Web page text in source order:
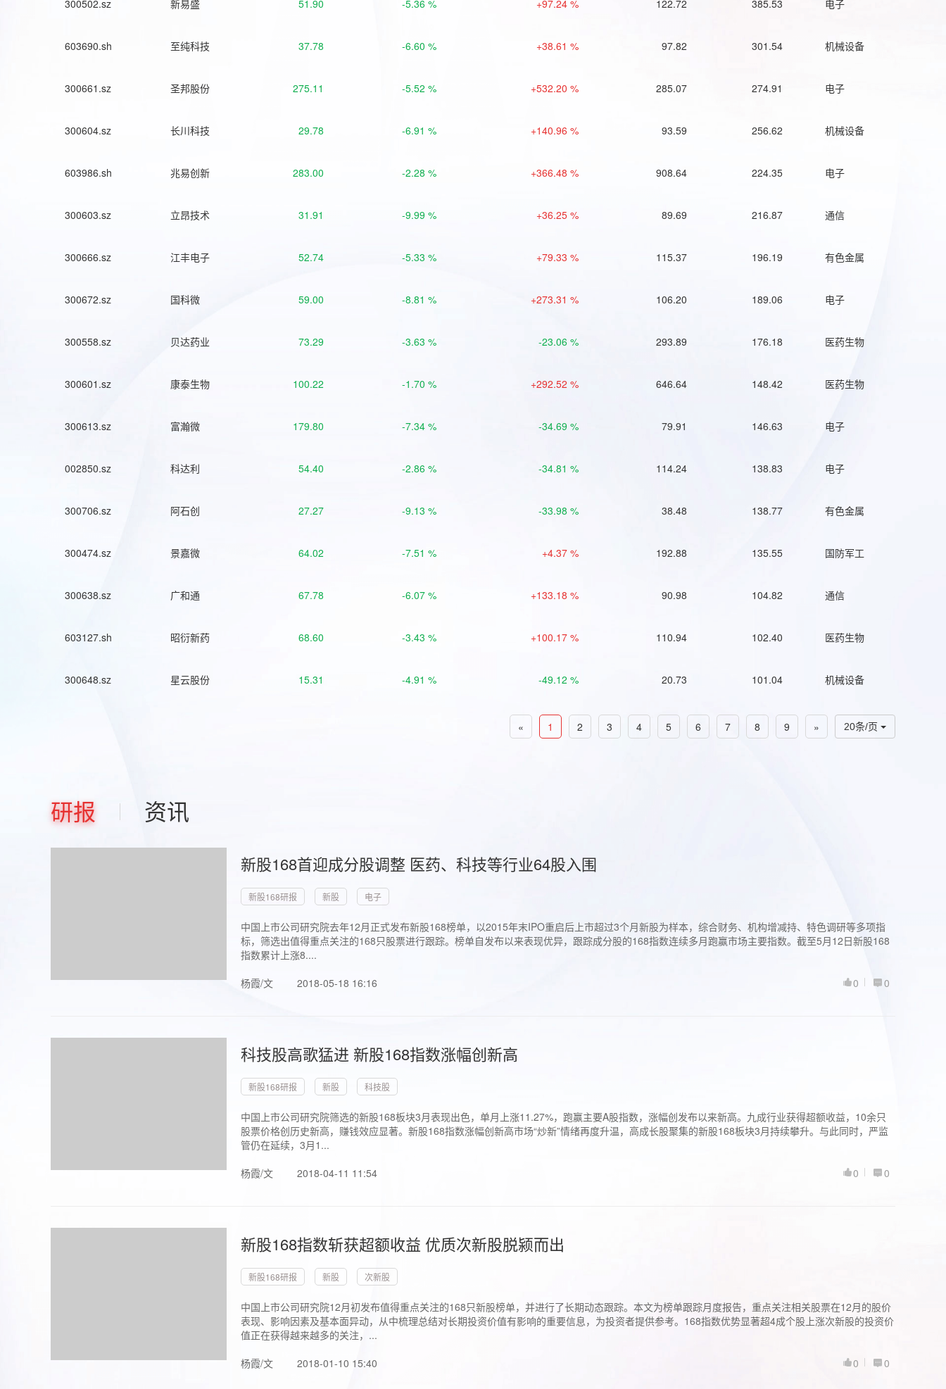
300502.sz 新易盛 51.90 -5.36 % +97.24 % 122.72 385.53 电子
603690.sh 至纯科技 37.78 -6.60 % +38.61 % 97.82 301.54 机械设备
300661.sz 圣邦股份 275.11 -5.52 % +532.20 % 285.07 274.91 电子
300604.sz 长川科技 29.78 -6.91 % +140.96 % 93.59 256.62 机械设备
603986.sh 兆易创新 283.00 -2.28 % +366.48 % 908.64 224.35 电子
300603.sz 立昂技术 31.91 -9.99 % +36.25 % 89.69 216.87 通信
300666.sz 江丰电子 52.74 -5.33 % +79.33 % 115.37 196.19 有色金属
300672.sz 国科微 59.00 -8.81 % +273.31 % 106.20 189.06 电子
300558.sz 贝达药业 73.29 -3.63 % -23.06 % 293.89 176.18 医药生物
300601.sz 康泰生物 100.22 -1.70 % +292.52 % 646.64 148.42 医药生物
300613.sz 富瀚微 179.80 -7.34 % -34.69 % 79.91 146.63 电子
002850.sz 科达利 54.40 -2.86 % -34.81 % 114.24 138.83 电子
300706.sz 阿石创 27.27 -9.13 % -33.98 % 38.48 138.77 有色金属
300474.sz 景嘉微 64.02 -7.51 % +4.37 % 192.88 135.55 国防军工
300638.sz 广和通 67.78 -6.07 % +133.18 % 90.98 104.82 通信
603127.sh 昭衍新药 68.60 -3.43 % +100.17 % 110.94 102.40 医药生物
300648.sz 星云股份 15.31 -4.91 % -49.12 % 20.73 101.04 机械设备
20条/页
« 1 2 3 4 5 6 7 8 9 »
研报 资讯
新股168首迎成分股调整 医药、科技等行业64股入围
新股168研报 新股 电子
中国上市公司研究院去年12月正式发布新股168榜单，以2015年末IPO重启后上市超过3个月新股为样本，综合财务、机构增减持、特色调研等多项指
标，筛选出值得重点关注的168只股票进行跟踪。榜单自发布以来表现优异，跟踪成分股的168指数连续多月跑赢市场主要指数。截至5月12日新股168
指数累计上涨8....
杨霞/文
2018-05-18 16:16 0
0
科技股高歌猛进 新股168指数涨幅创新高
新股168研报 新股 科技股
中国上市公司研究院筛选的新股168板块3月表现出色，单月上涨11.27%，跑赢主要A股指数，涨幅创发布以来新高。九成行业获得超额收益，10余只
股票价格创历史新高，赚钱效应显著。新股168指数涨幅创新高市场“炒新”情绪再度升温，高成长股聚集的新股168板块3月持续攀升。与此同时，严监
管仍在延续，3月1...
杨霞/文
2018-04-11 11:54 0
0
新股168指数斩获超额收益 优质次新股脱颍而出
新股168研报 新股 次新股
中国上市公司研究院12月初发布值得重点关注的168只新股榜单，并进行了长期动态跟踪。本文为榜单跟踪月度报告，重点关注相关股票在12月的股价
表现、影响因素及基本面异动，从中梳理总结对长期投资价值有影响的重要信息，为投资者提供参考。168指数优势显著超4成个股上涨次新股的投资价
值正在获得越来越多的关注，...
杨霞/文
2018-01-10 15:40 0
0